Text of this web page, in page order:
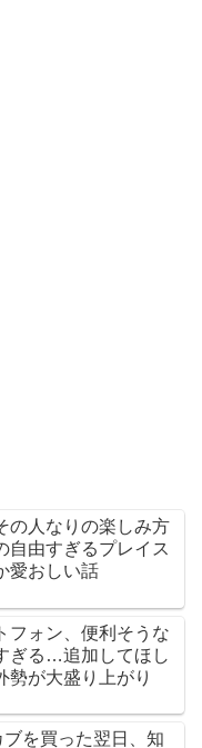
の人なりの楽しみ方
自由すぎるプレイス
愛おしい話
フォン、便利そうな
ぎる…追加してほし
勢が大盛り上がり
を買った翌日、知